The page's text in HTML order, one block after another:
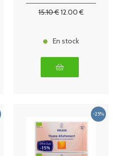
15.10€12.00€
En stock